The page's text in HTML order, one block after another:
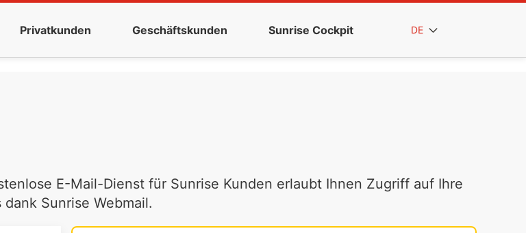
Privatkunden Geschäftskunden Sunrise Cockpit DE
E-Mail-Dienst für Sunrise Kunden erlaubt Ihnen Zugriff auf Ihre
Sunrise Webmail.